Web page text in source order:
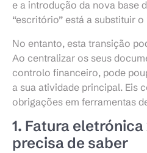
e a introdução da nova base
“escritório” está a substituir o
No entanto, esta transição
Ao centralizar os seus
controlo financeiro, pode
a sua atividade principal. Eis
obrigações em ferramentas
1. Fatura
precisa de saber